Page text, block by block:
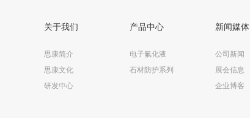
关于我们
思康简介
思康文化
研发中心
产品中心
电子氟化液
石材防护系列
新闻媒体
公司新闻
展会信息
企业博客